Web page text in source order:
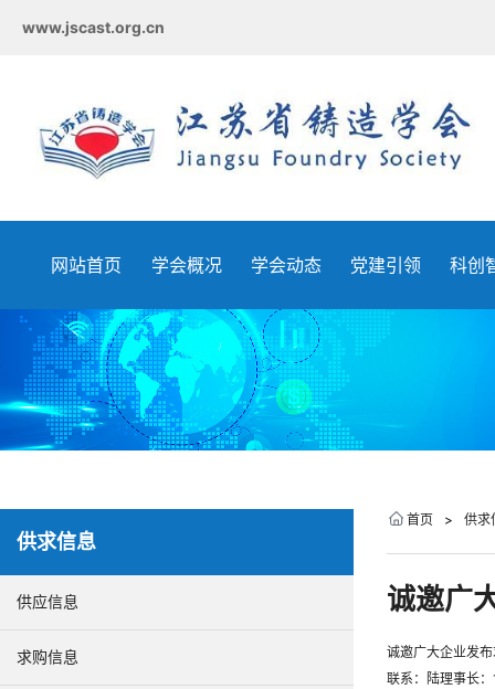
www.jscast.org.cn
网站首页 学会概况 学会动态 党建引领 科创
供求信息
供应信息
求购信息
首页 > 供求
诚邀广
诚邀广大企业发
联系：陆理事长